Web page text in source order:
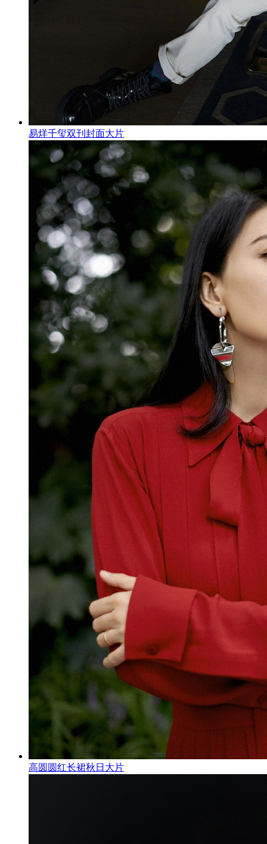
易烊千玺双刊封面大片
高圆圆红长裙秋日大片